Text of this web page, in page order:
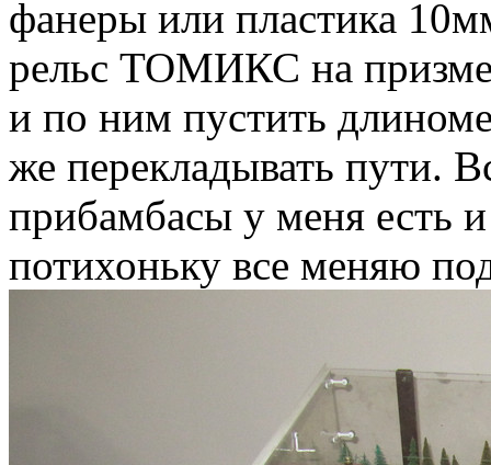
фанеры или пластика
рельс ТОМИКС на
и по ним пустить
же перекладывать пути.
прибамбасы у меня есть
потихоньку все меняю